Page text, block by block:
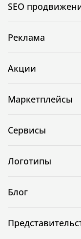
SEO
Реклама
Акции
Маркетплейсы
Сервисы
Логотипы
Блог